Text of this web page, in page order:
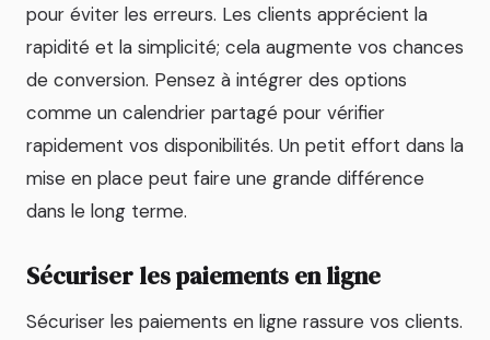
pour éviter les erreurs. Les clients apprécient la
rapidité et la simplicité; cela augmente vos chances
de conversion. Pensez à intégrer des options
comme un calendrier partagé pour vérifier
rapidement vos disponibilités. Un petit effort dans la
mise en place peut faire une grande différence
dans le long terme.
Sécuriser les paiements en ligne
Sécuriser les paiements en ligne rassure vos clients.